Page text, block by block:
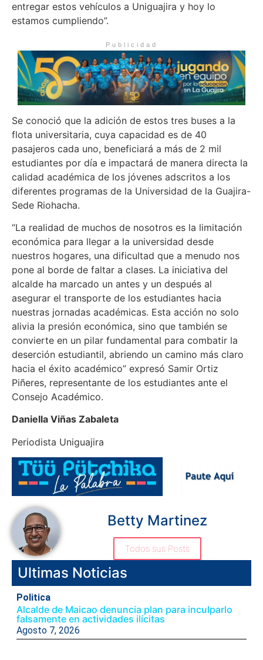
entregar estos vehículos a Uniguajira y hoy lo
estamos cumpliendo”.
Publicidad
Se conoció que la adición de estos tres buses a la
flota universitaria, cuya capacidad es de 40
pasajeros cada uno, beneficiará a más de 2 mil
estudiantes por día e impactará de manera directa la
calidad académica de los jóvenes adscritos a los
diferentes programas de la Universidad de la Guajira-
Sede Riohacha.
“La realidad de muchos de nosotros es la limitación
económica para llegar a la universidad desde
nuestros hogares, una dificultad que a menudo nos
pone al borde de faltar a clases. La iniciativa del
alcalde ha marcado un antes y un después al
asegurar el transporte de los estudiantes hacia
nuestras jornadas académicas. Esta acción no solo
alivia la presión económica, sino que también se
convierte en un pilar fundamental para combatir la
deserción estudiantil, abriendo un camino más claro
hacia el éxito académico” expresó Samir Ortiz
Piñeres, representante de los estudiantes ante el
Consejo Académico.
Daniella Viñas Zabaleta
Periodista Uniguajira
Betty Martinez
Todos sus Posts
Ultimas Noticias
Politica
Alcalde de Maicao denuncia plan para inculparlo
falsamente en actividades ilícitas
Agosto 7, 2026